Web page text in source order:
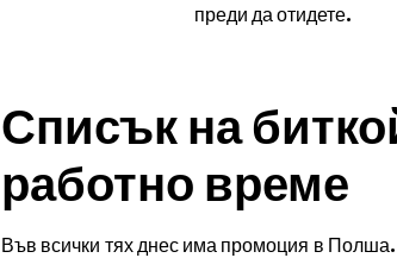
преди да отидете.
Списък на
работно време
Във всички тях днес има промоция в